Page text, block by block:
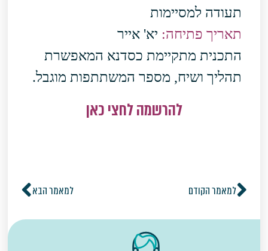
תעודה למסיימות
תאריך פתיחה: יא' אייר
התכנית מתקיימת כסדנא המאפשרת
תהליך ושיח, מספר המשתתפות מוגבל.
להרשמה לחצי כאן
למאמר הקודם למאמר הבא